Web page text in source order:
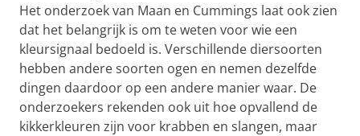
Het onderzoek van Maan en Cummings laat ook zien
dat het belangrijk is om te weten voor wie een
kleursignaal bedoeld is. Verschillende diersoorten
hebben andere soorten ogen en nemen dezelfde
dingen daardoor op een andere manier waar. De
onderzoekers rekenden ook uit hoe opvallend de
kikkerkleuren zijn voor krabben en slangen, maar